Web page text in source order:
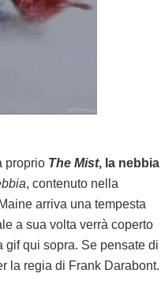
proprio The Mist, la nebbia
, contenuto nella
arriva una tempesta
a sua volta verrà coperto
qui sopra. Se pensate di
la regia di Frank Darabont.